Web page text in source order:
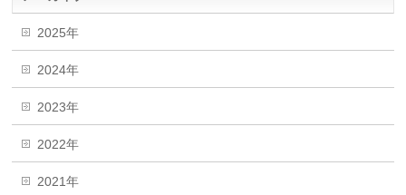
2025年
2024年
2023年
2022年
2021年